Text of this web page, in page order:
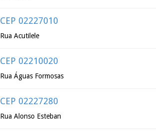
CEP 02227010
Rua Acutilele
CEP 02210020
Rua Águas Formosas
CEP 02227280
Rua Alonso Esteban